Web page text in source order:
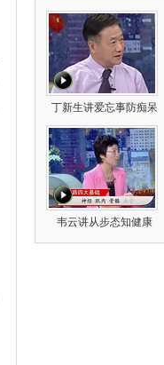
丁新生讲爱忘事防痴呆
韦云讲从步态知健康